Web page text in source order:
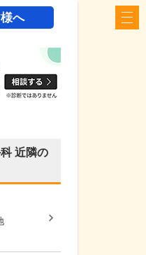
へ
近隣の